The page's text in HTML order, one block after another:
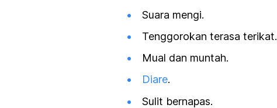
Suara mengi.
Tenggorokan terasa terikat.
Mual dan muntah.
Diare.
Sulit bernapas.